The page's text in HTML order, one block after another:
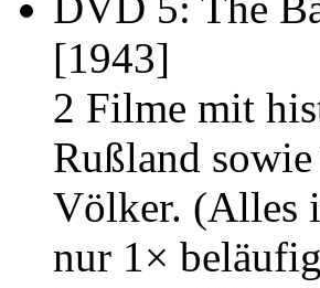
[1943]
2 Filme mit
Rußland
Völker. (Alles
nur 1×